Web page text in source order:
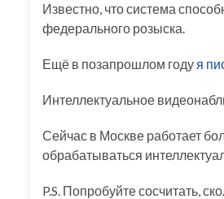
Известно, что система
федерального розыска.
Ещё в позапрошлом году я
Интеллектуальное
Сейчас в Москве работает
обрабатываться
P.S. Попробуйте сосчитать,